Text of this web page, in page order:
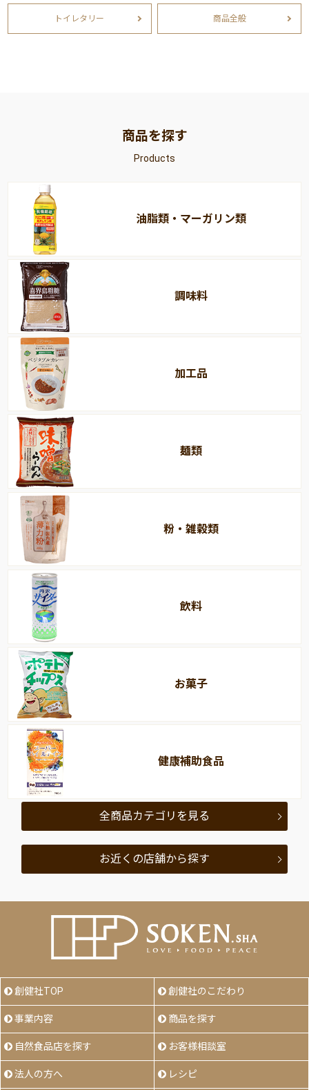
トイレタリー 商品全般
商品を探す
Products
油脂類・マーガリン類
調味料
加工品
麺類
粉・雑穀類
飲料
お菓子
健康補助食品
全商品カテゴリを見る
お近くの店舗から探す
創健社TOP 創健社のこだわり
事業内容 商品を探す
自然食品店を探す お客様相談室
法人の方へ レシピ